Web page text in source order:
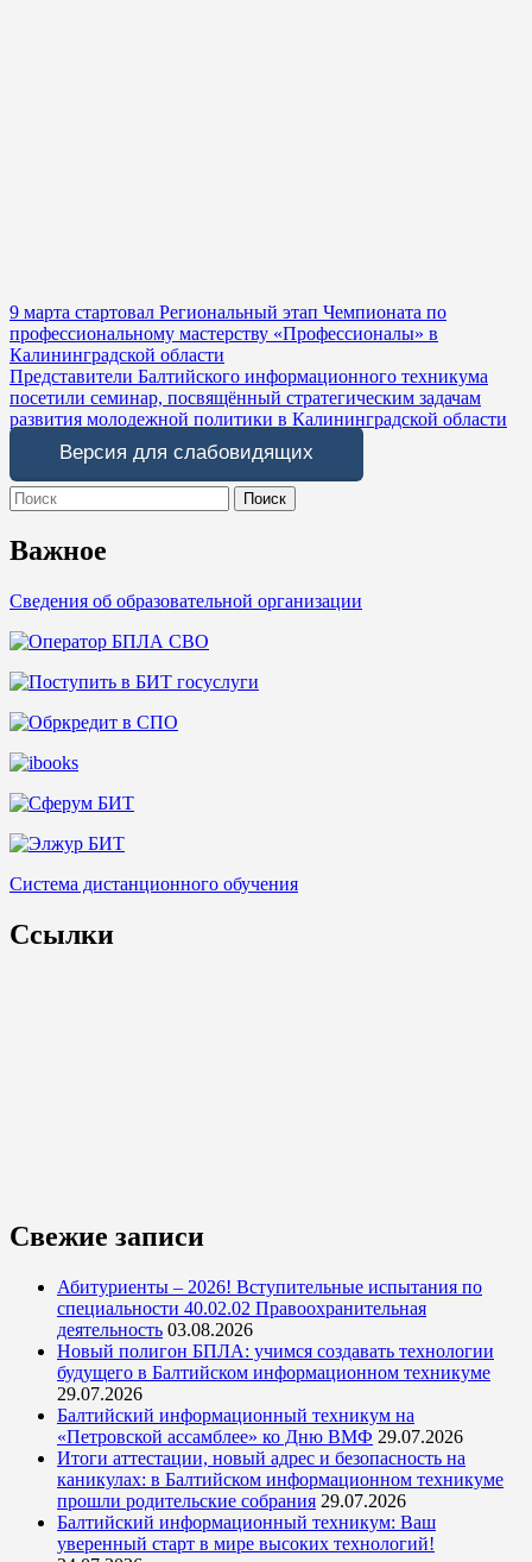
Навигация
по
записям
9 марта стартовал Региональный этап Чемпионата по
профессиональному мастерству «Профессионалы» в
Калининградской области
Представители Балтийского информационного техникума
посетили семинар, посвящённый стратегическим задачам
развития молодежной политики в Калининградской области
Версия для слабовидящих
Search
for:
Важное
Сведения об образовательной организации
Система дистанционного обучения
Ссылки
Свежие записи
Абитуриенты – 2026! Вступительные испытания по
специальности 40.02.02 Правоохранительная
деятельность 03.08.2026
Новый полигон БПЛА: учимся создавать технологии
будущего в Балтийском информационном техникуме
29.07.2026
Балтийский информационный техникум на
«Петровской ассамблее» ко Дню ВМФ 29.07.2026
Итоги аттестации, новый адрес и безопасность на
каникулах: в Балтийском информационном техникуме
прошли родительские собрания 29.07.2026
Балтийский информационный техникум: Ваш
уверенный старт в мире высоких технологий!